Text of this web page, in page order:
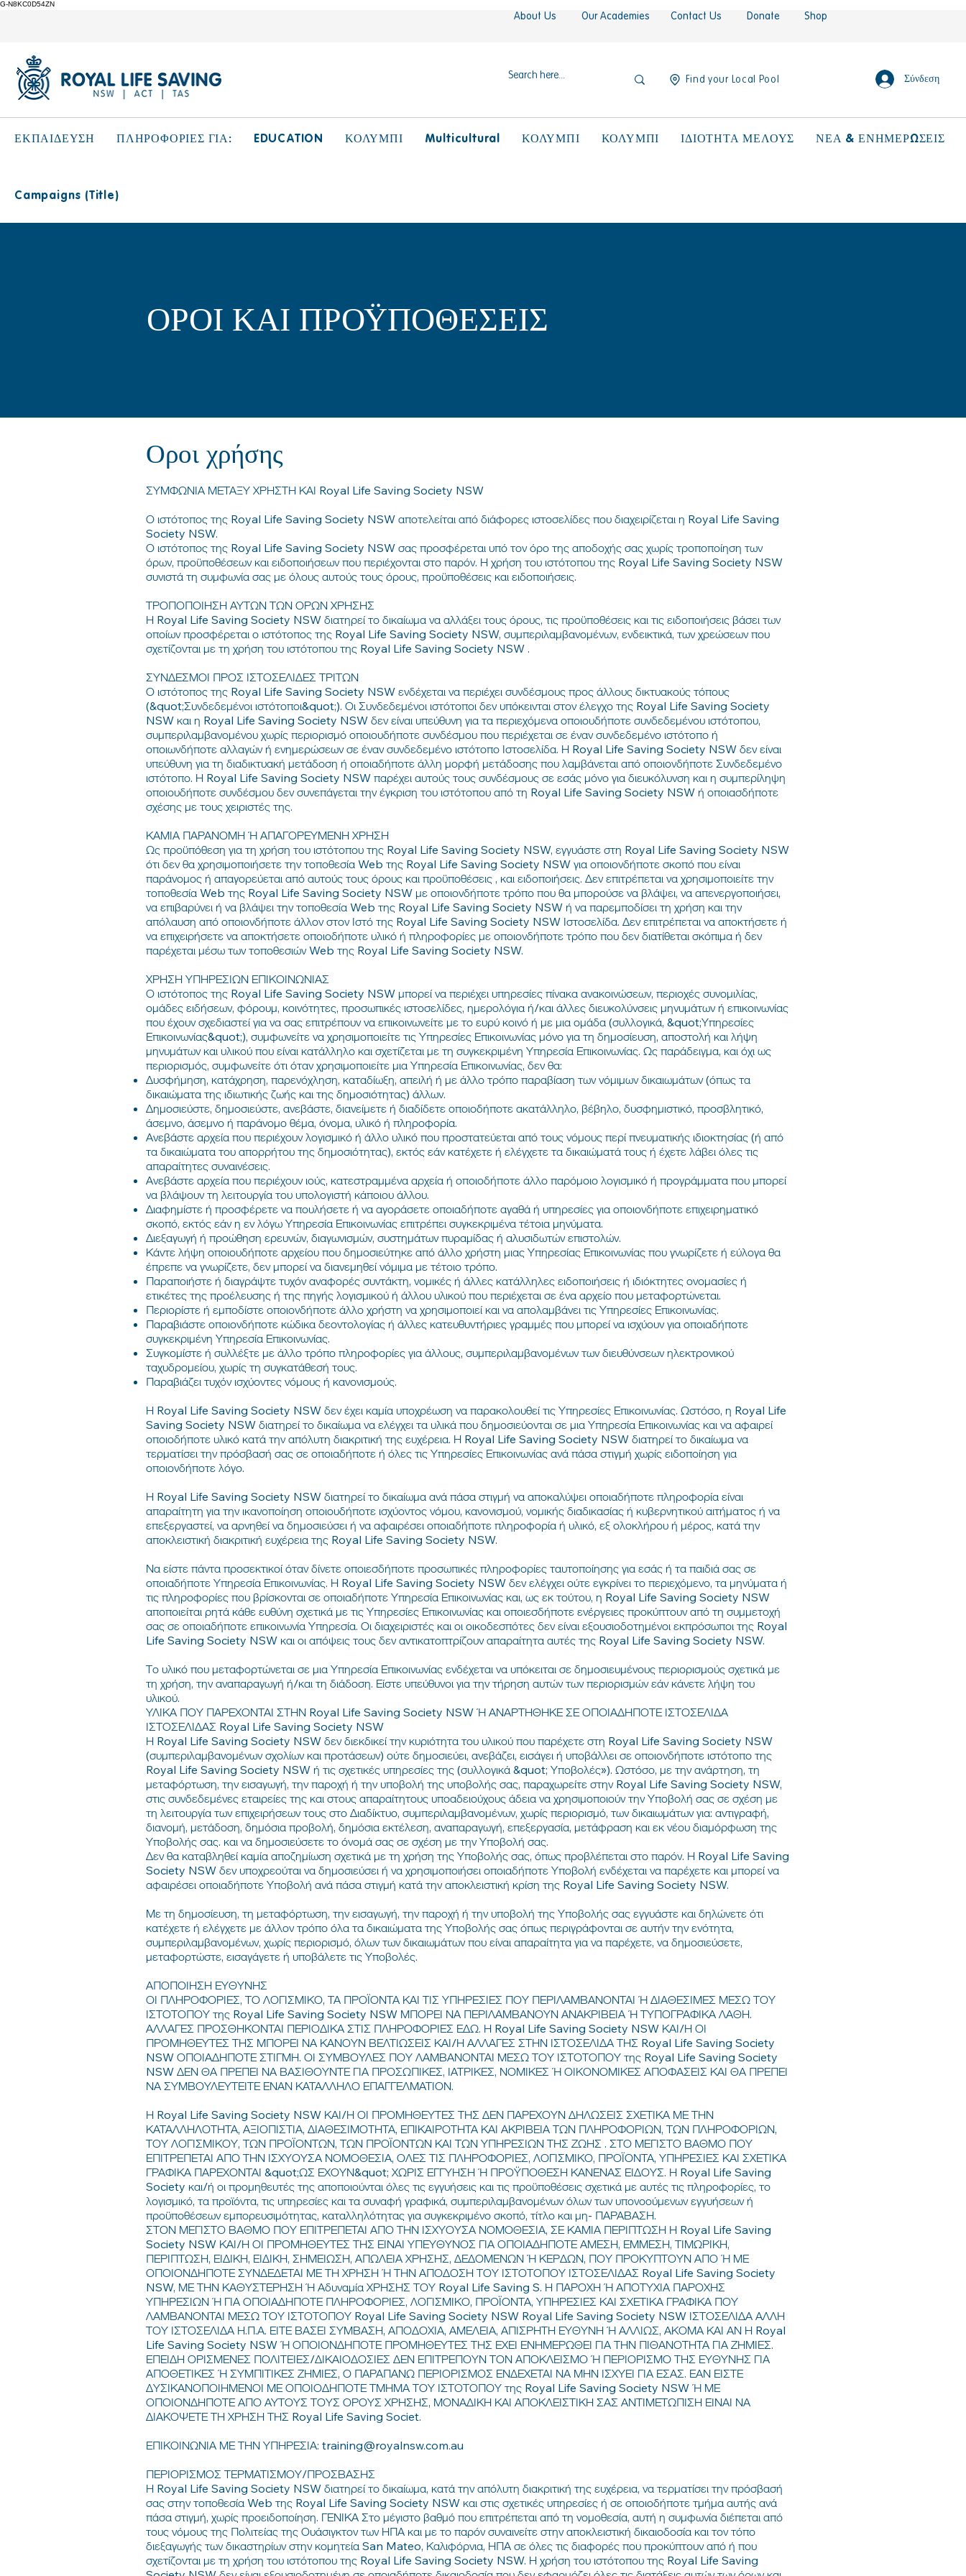
G-N8KC0D54ZN
About Us Our Academies Contact Us Donate Shop
Find your Local Pool Σύνδεση
ΕΚΠΑΙΔΕΥΣΗ ΠΛΗΡΟΦΟΡΙΕΣ ΓΙΑ: EDUCATION ΚΟΛΥΜΠΙ Multicultural ΚΟΛΥΜΠΙ ΚΟΛΥΜΠΙ ΙΔΙΟΤΗΤΑ ΜΕΛΟΥΣ ΝΕΑ & ΕΝΗΜΕΡΩΣΕΙΣ
Campaigns (Title)
ΟΡΟΙ ΚΑΙ ΠΡΟΫΠΟΘΕΣΕΙΣ
Οροι χρήσης
ΣΥΜΦΩΝΙΑ ΜΕΤΑΞΥ ΧΡΗΣΤΗ ΚΑΙ Royal Life Saving Society NSW
Ο ιστότοπος της Royal Life Saving Society NSW αποτελείται από διάφορες ιστοσελίδες που διαχειρίζεται η Royal Life Saving
Society NSW.
Ο ιστότοπος της Royal Life Saving Society NSW σας προσφέρεται υπό τον όρο της αποδοχής σας χωρίς τροποποίηση των
όρων, προϋποθέσεων και ειδοποιήσεων που περιέχονται στο παρόν. Η χρήση του ιστότοπου της Royal Life Saving Society NSW
συνιστά τη συμφωνία σας με όλους αυτούς τους όρους, προϋποθέσεις και ειδοποιήσεις.
ΤΡΟΠΟΠΟΙΗΣΗ ΑΥΤΩΝ ΤΩΝ ΟΡΩΝ ΧΡΗΣΗΣ
Η Royal Life Saving Society NSW διατηρεί το δικαίωμα να αλλάξει τους όρους, τις προϋποθέσεις και τις ειδοποιήσεις βάσει των
οποίων προσφέρεται ο ιστότοπος της Royal Life Saving Society NSW, συμπεριλαμβανομένων, ενδεικτικά, των χρεώσεων που
σχετίζονται με τη χρήση του ιστότοπου της Royal Life Saving Society NSW .
ΣΥΝΔΕΣΜΟΙ ΠΡΟΣ ΙΣΤΟΣΕΛΙΔΕΣ ΤΡΙΤΩΝ
Ο ιστότοπος της Royal Life Saving Society NSW ενδέχεται να περιέχει συνδέσμους προς άλλους δικτυακούς τόπους
(&quot;Συνδεδεμένοι ιστότοποι&quot;). Οι Συνδεδεμένοι ιστότοποι δεν υπόκεινται στον έλεγχο της Royal Life Saving Society
NSW και η Royal Life Saving Society NSW δεν είναι υπεύθυνη για τα περιεχόμενα οποιουδήποτε συνδεδεμένου ιστότοπου,
συμπεριλαμβανομένου χωρίς περιορισμό οποιουδήποτε συνδέσμου που περιέχεται σε έναν συνδεδεμένο ιστότοπο ή
οποιωνδήποτε αλλαγών ή ενημερώσεων σε έναν συνδεδεμένο ιστότοπο Ιστοσελίδα. Η Royal Life Saving Society NSW δεν είναι
υπεύθυνη για τη διαδικτυακή μετάδοση ή οποιαδήποτε άλλη μορφή μετάδοσης που λαμβάνεται από οποιονδήποτε Συνδεδεμένο
ιστότοπο. Η Royal Life Saving Society NSW παρέχει αυτούς τους συνδέσμους σε εσάς μόνο για διευκόλυνση και η συμπερίληψη
οποιουδήποτε συνδέσμου δεν συνεπάγεται την έγκριση του ιστότοπου από τη Royal Life Saving Society NSW ή οποιασδήποτε
σχέσης με τους χειριστές της.
ΚΑΜΙΑ ΠΑΡΑΝΟΜΗ Ή ΑΠΑΓΟΡΕΥΜΕΝΗ ΧΡΗΣΗ
Ως προϋπόθεση για τη χρήση του ιστότοπου της Royal Life Saving Society NSW, εγγυάστε στη Royal Life Saving Society NSW
ότι δεν θα χρησιμοποιήσετε την τοποθεσία Web της Royal Life Saving Society NSW για οποιονδήποτε σκοπό που είναι
παράνομος ή απαγορεύεται από αυτούς τους όρους και προϋποθέσεις , και ειδοποιήσεις. Δεν επιτρέπεται να χρησιμοποιείτε την
τοποθεσία Web της Royal Life Saving Society NSW με οποιονδήποτε τρόπο που θα μπορούσε να βλάψει, να απενεργοποιήσει,
να επιβαρύνει ή να βλάψει την τοποθεσία Web της Royal Life Saving Society NSW ή να παρεμποδίσει τη χρήση και την
απόλαυση από οποιονδήποτε άλλον στον Ιστό της Royal Life Saving Society NSW Ιστοσελίδα. Δεν επιτρέπεται να αποκτήσετε ή
να επιχειρήσετε να αποκτήσετε οποιοδήποτε υλικό ή πληροφορίες με οποιονδήποτε τρόπο που δεν διατίθεται σκόπιμα ή δεν
παρέχεται μέσω των τοποθεσιών Web της Royal Life Saving Society NSW.
ΧΡΗΣΗ ΥΠΗΡΕΣΙΩΝ ΕΠΙΚΟΙΝΩΝΙΑΣ
Ο ιστότοπος της Royal Life Saving Society NSW μπορεί να περιέχει υπηρεσίες πίνακα ανακοινώσεων, περιοχές συνομιλίας,
ομάδες ειδήσεων, φόρουμ, κοινότητες, προσωπικές ιστοσελίδες, ημερολόγια ή/και άλλες διευκολύνσεις μηνυμάτων ή επικοινωνίας
που έχουν σχεδιαστεί για να σας επιτρέπουν να επικοινωνείτε με το ευρύ κοινό ή με μια ομάδα (συλλογικά, &quot;Υπηρεσίες
Επικοινωνίας&quot;), συμφωνείτε να χρησιμοποιείτε τις Υπηρεσίες Επικοινωνίας μόνο για τη δημοσίευση, αποστολή και λήψη
μηνυμάτων και υλικού που είναι κατάλληλο και σχετίζεται με τη συγκεκριμένη Υπηρεσία Επικοινωνίας. Ως παράδειγμα, και όχι ως
περιορισμός, συμφωνείτε ότι όταν χρησιμοποιείτε μια Υπηρεσία Επικοινωνίας, δεν θα:
Δυσφήμηση, κατάχρηση, παρενόχληση, καταδίωξη, απειλή ή με άλλο τρόπο παραβίαση των νόμιμων δικαιωμάτων (όπως τα
δικαιώματα της ιδιωτικής ζωής και της δημοσιότητας) άλλων.
Δημοσιεύστε, δημοσιεύστε, ανεβάστε, διανείμετε ή διαδίδετε οποιοδήποτε ακατάλληλο, βέβηλο, δυσφημιστικό, προσβλητικό,
άσεμνο, άσεμνο ή παράνομο θέμα, όνομα, υλικό ή πληροφορία.
Ανεβάστε αρχεία που περιέχουν λογισμικό ή άλλο υλικό που προστατεύεται από τους νόμους περί πνευματικής ιδιοκτησίας (ή από
τα δικαιώματα του απορρήτου της δημοσιότητας), εκτός εάν κατέχετε ή ελέγχετε τα δικαιώματά τους ή έχετε λάβει όλες τις
απαραίτητες συναινέσεις.
Ανεβάστε αρχεία που περιέχουν ιούς, κατεστραμμένα αρχεία ή οποιοδήποτε άλλο παρόμοιο λογισμικό ή προγράμματα που μπορεί
να βλάψουν τη λειτουργία του υπολογιστή κάποιου άλλου.
Διαφημίστε ή προσφέρετε να πουλήσετε ή να αγοράσετε οποιαδήποτε αγαθά ή υπηρεσίες για οποιονδήποτε επιχειρηματικό
σκοπό, εκτός εάν η εν λόγω Υπηρεσία Επικοινωνίας επιτρέπει συγκεκριμένα τέτοια μηνύματα.
Διεξαγωγή ή προώθηση ερευνών, διαγωνισμών, συστημάτων πυραμίδας ή αλυσιδωτών επιστολών.
Κάντε λήψη οποιουδήποτε αρχείου που δημοσιεύτηκε από άλλο χρήστη μιας Υπηρεσίας Επικοινωνίας που γνωρίζετε ή εύλογα θα
έπρεπε να γνωρίζετε, δεν μπορεί να διανεμηθεί νόμιμα με τέτοιο τρόπο.
Παραποιήστε ή διαγράψτε τυχόν αναφορές συντάκτη, νομικές ή άλλες κατάλληλες ειδοποιήσεις ή ιδιόκτητες ονομασίες ή
ετικέτες της προέλευσης ή της πηγής λογισμικού ή άλλου υλικού που περιέχεται σε ένα αρχείο που μεταφορτώνεται.
Περιορίστε ή εμποδίστε οποιονδήποτε άλλο χρήστη να χρησιμοποιεί και να απολαμβάνει τις Υπηρεσίες Επικοινωνίας.
Παραβιάστε οποιονδήποτε κώδικα δεοντολογίας ή άλλες κατευθυντήριες γραμμές που μπορεί να ισχύουν για οποιαδήποτε
συγκεκριμένη Υπηρεσία Επικοινωνίας.
Συγκομίστε ή συλλέξτε με άλλο τρόπο πληροφορίες για άλλους, συμπεριλαμβανομένων των διευθύνσεων ηλεκτρονικού
ταχυδρομείου, χωρίς τη συγκατάθεσή τους.
Παραβιάζει τυχόν ισχύοντες νόμους ή κανονισμούς.
Η Royal Life Saving Society NSW δεν έχει καμία υποχρέωση να παρακολουθεί τις Υπηρεσίες Επικοινωνίας. Ωστόσο, η Royal Life
Saving Society NSW διατηρεί το δικαίωμα να ελέγχει τα υλικά που δημοσιεύονται σε μια Υπηρεσία Επικοινωνίας και να αφαιρεί
οποιοδήποτε υλικό κατά την απόλυτη διακριτική της ευχέρεια. Η Royal Life Saving Society NSW διατηρεί το δικαίωμα να
τερματίσει την πρόσβασή σας σε οποιαδήποτε ή όλες τις Υπηρεσίες Επικοινωνίας ανά πάσα στιγμή χωρίς ειδοποίηση για
οποιονδήποτε λόγο.
Η Royal Life Saving Society NSW διατηρεί το δικαίωμα ανά πάσα στιγμή να αποκαλύψει οποιαδήποτε πληροφορία είναι
απαραίτητη για την ικανοποίηση οποιουδήποτε ισχύοντος νόμου, κανονισμού, νομικής διαδικασίας ή κυβερνητικού αιτήματος ή να
επεξεργαστεί, να αρνηθεί να δημοσιεύσει ή να αφαιρέσει οποιαδήποτε πληροφορία ή υλικό, εξ ολοκλήρου ή μέρος, κατά την
αποκλειστική διακριτική ευχέρεια της Royal Life Saving Society NSW.
Να είστε πάντα προσεκτικοί όταν δίνετε οποιεσδήποτε προσωπικές πληροφορίες ταυτοποίησης για εσάς ή τα παιδιά σας σε
οποιαδήποτε Υπηρεσία Επικοινωνίας. Η Royal Life Saving Society NSW δεν ελέγχει ούτε εγκρίνει το περιεχόμενο, τα μηνύματα ή
τις πληροφορίες που βρίσκονται σε οποιαδήποτε Υπηρεσία Επικοινωνίας και, ως εκ τούτου, η Royal Life Saving Society NSW
αποποιείται ρητά κάθε ευθύνη σχετικά με τις Υπηρεσίες Επικοινωνίας και οποιεσδήποτε ενέργειες προκύπτουν από τη συμμετοχή
σας σε οποιαδήποτε επικοινωνία Υπηρεσία. Οι διαχειριστές και οι οικοδεσπότες δεν είναι εξουσιοδοτημένοι εκπρόσωποι της Royal
Life Saving Society NSW και οι απόψεις τους δεν αντικατοπτρίζουν απαραίτητα αυτές της Royal Life Saving Society NSW.
Το υλικό που μεταφορτώνεται σε μια Υπηρεσία Επικοινωνίας ενδέχεται να υπόκειται σε δημοσιευμένους περιορισμούς σχετικά με
τη χρήση, την αναπαραγωγή ή/και τη διάδοση. Είστε υπεύθυνοι για την τήρηση αυτών των περιορισμών εάν κάνετε λήψη του
υλικού.
ΥΛΙΚΑ ΠΟΥ ΠΑΡΕΧΟΝΤΑΙ ΣΤΗΝ Royal Life Saving Society NSW Ή ΑΝΑΡΤΗΘΗΚΕ ΣΕ ΟΠΟΙΑΔΗΠΟΤΕ ΙΣΤΟΣΕΛΙΔΑ
ΙΣΤΟΣΕΛΙΔΑΣ Royal Life Saving Society NSW
Η Royal Life Saving Society NSW δεν διεκδικεί την κυριότητα του υλικού που παρέχετε στη Royal Life Saving Society NSW
(συμπεριλαμβανομένων σχολίων και προτάσεων) ούτε δημοσιεύει, ανεβάζει, εισάγει ή υποβάλλει σε οποιονδήποτε ιστότοπο της
Royal Life Saving Society NSW ή τις σχετικές υπηρεσίες της (συλλογικά &quot; Υποβολές»). Ωστόσο, με την ανάρτηση, τη
μεταφόρτωση, την εισαγωγή, την παροχή ή την υποβολή της υποβολής σας, παραχωρείτε στην Royal Life Saving Society NSW,
στις συνδεδεμένες εταιρείες της και στους απαραίτητους υποαδειούχους άδεια να χρησιμοποιούν την Υποβολή σας σε σχέση με
τη λειτουργία των επιχειρήσεων τους στο Διαδίκτυο, συμπεριλαμβανομένων, χωρίς περιορισμό, των δικαιωμάτων για: αντιγραφή,
διανομή, μετάδοση, δημόσια προβολή, δημόσια εκτέλεση, αναπαραγωγή, επεξεργασία, μετάφραση και εκ νέου διαμόρφωση της
Υποβολής σας. και να δημοσιεύσετε το όνομά σας σε σχέση με την Υποβολή σας.
Δεν θα καταβληθεί καμία αποζημίωση σχετικά με τη χρήση της Υποβολής σας, όπως προβλέπεται στο παρόν. Η Royal Life Saving
Society NSW δεν υποχρεούται να δημοσιεύσει ή να χρησιμοποιήσει οποιαδήποτε Υποβολή ενδέχεται να παρέχετε και μπορεί να
αφαιρέσει οποιαδήποτε Υποβολή ανά πάσα στιγμή κατά την αποκλειστική κρίση της Royal Life Saving Society NSW.
Με τη δημοσίευση, τη μεταφόρτωση, την εισαγωγή, την παροχή ή την υποβολή της Υποβολής σας εγγυάστε και δηλώνετε ότι
κατέχετε ή ελέγχετε με άλλον τρόπο όλα τα δικαιώματα της Υποβολής σας όπως περιγράφονται σε αυτήν την ενότητα,
συμπεριλαμβανομένων, χωρίς περιορισμό, όλων των δικαιωμάτων που είναι απαραίτητα για να παρέχετε, να δημοσιεύσετε,
μεταφορτώστε, εισαγάγετε ή υποβάλετε τις Υποβολές.
ΑΠΟΠΟΙΗΣΗ ΕΥΘΥΝΗΣ
ΟΙ ΠΛΗΡΟΦΟΡΙΕΣ, ΤΟ ΛΟΓΙΣΜΙΚΟ, ΤΑ ΠΡΟΪΟΝΤΑ ΚΑΙ ΤΙΣ ΥΠΗΡΕΣΙΕΣ ΠΟΥ ΠΕΡΙΛΑΜΒΑΝΟΝΤΑΙ Ή ΔΙΑΘΕΣΙΜΕΣ ΜΕΣΩ ΤΟΥ
ΙΣΤΟΤΟΠΟΥ της Royal Life Saving Society NSW ΜΠΟΡΕΙ ΝΑ ΠΕΡΙΛΑΜΒΑΝΟΥΝ ΑΝΑΚΡΙΒΕΙΑ Ή ΤΥΠΟΓΡΑΦΙΚΑ ΛΑΘΗ.
ΑΛΛΑΓΕΣ ΠΡΟΣΘΗΚΟΝΤΑΙ ΠΕΡΙΟΔΙΚΑ ΣΤΙΣ ΠΛΗΡΟΦΟΡΙΕΣ ΕΔΩ. Η Royal Life Saving Society NSW ΚΑΙ/Η ΟΙ
ΠΡΟΜΗΘΕΥΤΕΣ ΤΗΣ ΜΠΟΡΕΙ ΝΑ ΚΑΝΟΥΝ ΒΕΛΤΙΩΣΕΙΣ ΚΑΙ/Η ΑΛΛΑΓΕΣ ΣΤΗΝ ΙΣΤΟΣΕΛΙΔΑ ΤΗΣ Royal Life Saving Society
NSW ΟΠΟΙΑΔΗΠΟΤΕ ΣΤΙΓΜΗ. ΟΙ ΣΥΜΒΟΥΛΕΣ ΠΟΥ ΛΑΜΒΑΝΟΝΤΑΙ ΜΕΣΩ ΤΟΥ ΙΣΤΟΤΟΠΟΥ της Royal Life Saving Society
NSW ΔΕΝ ΘΑ ΠΡΕΠΕΙ ΝΑ ΒΑΣΙΘΟΥΝΤΕ ΓΙΑ ΠΡΟΣΩΠΙΚΕΣ, ΙΑΤΡΙΚΕΣ, ΝΟΜΙΚΕΣ Ή ΟΙΚΟΝΟΜΙΚΕΣ ΑΠΟΦΑΣΕΙΣ ΚΑΙ ΘΑ ΠΡΕΠΕΙ
ΝΑ ΣΥΜΒΟΥΛΕΥΤΕΙΤΕ ΕΝΑΝ ΚΑΤΑΛΛΗΛΟ ΕΠΑΓΓΕΛΜΑΤΙΟΝ.
Η Royal Life Saving Society NSW ΚΑΙ/Η ΟΙ ΠΡΟΜΗΘΕΥΤΕΣ ΤΗΣ ΔΕΝ ΠΑΡΕΧΟΥΝ ΔΗΛΩΣΕΙΣ ΣΧΕΤΙΚΑ ΜΕ ΤΗΝ
ΚΑΤΑΛΛΗΛΟΤΗΤΑ, ΑΞΙΟΠΙΣΤΙΑ, ΔΙΑΘΕΣΙΜΟΤΗΤΑ, ΕΠΙΚΑΙΡΟΤΗΤΑ ΚΑΙ ΑΚΡΙΒΕΙΑ ΤΩΝ ΠΛΗΡΟΦΟΡΙΩΝ, ΤΩΝ ΠΛΗΡΟΦΟΡΙΩΝ,
ΤΟΥ ΛΟΓΙΣΜΙΚΟΥ, ΤΩΝ ΠΡΟΪΟΝΤΩΝ, ΤΩΝ ΠΡΟΪΟΝΤΩΝ ΚΑΙ ΤΩΝ ΥΠΗΡΕΣΙΩΝ ΤΗΣ ΖΩΗΣ . ΣΤΟ ΜΕΓΙΣΤΟ ΒΑΘΜΟ ΠΟΥ
ΕΠΙΤΡΕΠΕΤΑΙ ΑΠΟ ΤΗΝ ΙΣΧΥΟΥΣΑ ΝΟΜΟΘΕΣΙΑ, ΟΛΕΣ ΤΙΣ ΠΛΗΡΟΦΟΡΙΕΣ, ΛΟΓΙΣΜΙΚΟ, ΠΡΟΪΟΝΤΑ, ΥΠΗΡΕΣΙΕΣ ΚΑΙ ΣΧΕΤΙΚΑ
ΓΡΑΦΙΚΑ ΠΑΡΕΧΟΝΤΑΙ &quot;ΩΣ ΕΧΟΥΝ&quot; ΧΩΡΙΣ ΕΓΓΥΗΣΗ Ή ΠΡΟΫΠΟΘΕΣΗ ΚΑΝΕΝΑΣ ΕΙΔΟΥΣ. Η Royal Life Saving
Society και/ή οι προμηθευτές της αποποιούνται όλες τις εγγυήσεις και τις προϋποθέσεις σχετικά με αυτές τις πληροφορίες, το
λογισμικό, τα προϊόντα, τις υπηρεσίες και τα συναφή γραφικά, συμπεριλαμβανομένων όλων των υπονοούμενων εγγυήσεων ή
προϋποθέσεων εμπορευσιμότητας, καταλληλότητας για συγκεκριμένο σκοπό, τίτλο και μη- ΠΑΡΑΒΑΣΗ.
ΣΤΟΝ ΜΕΓΙΣΤΟ ΒΑΘΜΟ ΠΟΥ ΕΠΙΤΡΕΠΕΤΑΙ ΑΠΟ ΤΗΝ ΙΣΧΥΟΥΣΑ ΝΟΜΟΘΕΣΙΑ, ΣΕ ΚΑΜΙΑ ΠΕΡΙΠΤΩΣΗ Η Royal Life Saving
Society NSW ΚΑΙ/Η ΟΙ ΠΡΟΜΗΘΕΥΤΕΣ ΤΗΣ ΕΙΝΑΙ ΥΠΕΥΘΥΝΟΣ ΓΙΑ ΟΠΟΙΑΔΗΠΟΤΕ ΑΜΕΣΗ, ΕΜΜΕΣΗ, ΤΙΜΩΡΙΚΗ,
ΠΕΡΙΠΤΩΣΗ, ΕΙΔΙΚΗ, ΕΙΔΙΚΗ, ΣΗΜΕΙΩΣΗ, ΑΠΩΛΕΙΑ ΧΡΗΣΗΣ, ΔΕΔΟΜΕΝΩΝ Ή ΚΕΡΔΩΝ, ΠΟΥ ΠΡΟΚΥΠΤΟΥΝ ΑΠΟ Ή ΜΕ
ΟΠΟΙΟΝΔΗΠΟΤΕ ΣΥΝΔΕΔΕΤΑΙ ΜΕ ΤΗ ΧΡΗΣΗ Ή ΤΗΝ ΑΠΟΔΟΣΗ ΤΟΥ ΙΣΤΟΤΟΠΟΥ ΙΣΤΟΣΕΛΙΔΑΣ Royal Life Saving Society
NSW, ΜΕ ΤΗΝ ΚΑΘΥΣΤΕΡΗΣΗ Ή Αδυναμία ΧΡΗΣΗΣ ΤΟΥ Royal Life Saving S. Η ΠΑΡΟΧΗ Ή ΑΠΟΤΥΧΙΑ ΠΑΡΟΧΗΣ
ΥΠΗΡΕΣΙΩΝ Ή ΓΙΑ ΟΠΟΙΑΔΗΠΟΤΕ ΠΛΗΡΟΦΟΡΙΕΣ, ΛΟΓΙΣΜΙΚΟ, ΠΡΟΪΟΝΤΑ, ΥΠΗΡΕΣΙΕΣ ΚΑΙ ΣΧΕΤΙΚΑ ΓΡΑΦΙΚΑ ΠΟΥ
ΛΑΜΒΑΝΟΝΤΑΙ ΜΕΣΩ ΤΟΥ ΙΣΤΟΤΟΠΟΥ Royal Life Saving Society NSW Royal Life Saving Society NSW ΙΣΤΟΣΕΛΙΔΑ ΑΛΛΗ
ΤΟΥ ΙΣΤΟΣΕΛΙΔΑ Η.Π.Α. ΕΙΤΕ ΒΑΣΕΙ ΣΥΜΒΑΣΗ, ΑΠΟΔΟΧΙΑ, ΑΜΕΛΕΙΑ, ΑΠΙΣΡΗΤΗ ΕΥΘΥΝΗ Ή ΑΛΛΙΩΣ, ΑΚΟΜΑ ΚΑΙ ΑΝ Η Royal
Life Saving Society NSW Ή ΟΠΟΙΟΝΔΗΠΟΤΕ ΠΡΟΜΗΘΕΥΤΕΣ ΤΗΣ ΕΧΕΙ ΕΝΗΜΕΡΩΘΕΙ ΓΙΑ ΤΗΝ ΠΙΘΑΝΟΤΗΤΑ ΓΙΑ ΖΗΜΙΕΣ.
ΕΠΕΙΔΗ ΟΡΙΣΜΕΝΕΣ ΠΟΛΙΤΕΙΕΣ/ΔΙΚΑΙΟΔΟΣΙΕΣ ΔΕΝ ΕΠΙΤΡΕΠΟΥΝ ΤΟΝ ΑΠΟΚΛΕΙΣΜΟ Ή ΠΕΡΙΟΡΙΣΜΟ ΤΗΣ ΕΥΘΥΝΗΣ ΓΙΑ
ΑΠΟΘΕΤΙΚΕΣ Ή ΣΥΜΠΙΤΙΚΕΣ ΖΗΜΙΕΣ, Ο ΠΑΡΑΠΑΝΩ ΠΕΡΙΟΡΙΣΜΟΣ ΕΝΔΕΧΕΤΑΙ ΝΑ ΜΗΝ ΙΣΧΥΕΙ ΓΙΑ ΕΣΑΣ. ΕΑΝ ΕΙΣΤΕ
ΔΥΣΙΚΑΝΟΠΟΙΗΜΕΝΟΙ ΜΕ ΟΠΟΙΟΔΗΠΟΤΕ ΤΜΗΜΑ ΤΟΥ ΙΣΤΟΤΟΠΟΥ της Royal Life Saving Society NSW Ή ΜΕ
ΟΠΟΙΟΝΔΗΠΟΤΕ ΑΠΟ ΑΥΤΟΥΣ ΤΟΥΣ ΟΡΟΥΣ ΧΡΗΣΗΣ, ΜΟΝΑΔΙΚΗ ΚΑΙ ΑΠΟΚΛΕΙΣΤΙΚΗ ΣΑΣ ΑΝΤΙΜΕΤΩΠΙΣΗ ΕΙΝΑΙ ΝΑ
ΔΙΑΚΟΨΕΤΕ ΤΗ ΧΡΗΣΗ ΤΗΣ Royal Life Saving Societ.
ΕΠΙΚΟΙΝΩΝΙΑ ΜΕ ΤΗΝ ΥΠΗΡΕΣΙΑ: training@royalnsw.com.au
ΠΕΡΙΟΡΙΣΜΟΣ ΤΕΡΜΑΤΙΣΜΟΥ/ΠΡΟΣΒΑΣΗΣ
Η Royal Life Saving Society NSW διατηρεί το δικαίωμα, κατά την απόλυτη διακριτική της ευχέρεια, να τερματίσει την πρόσβασή
σας στην τοποθεσία Web της Royal Life Saving Society NSW και στις σχετικές υπηρεσίες ή σε οποιοδήποτε τμήμα αυτής ανά
πάσα στιγμή, χωρίς προειδοποίηση. ΓΕΝΙΚΑ Στο μέγιστο βαθμό που επιτρέπεται από τη νομοθεσία, αυτή η συμφωνία διέπεται από
τους νόμους της Πολιτείας της Ουάσιγκτον των ΗΠΑ και με το παρόν συναινείτε στην αποκλειστική δικαιοδοσία και τον τόπο
διεξαγωγής των δικαστηρίων στην κομητεία San Mateo, Καλιφόρνια, ΗΠΑ σε όλες τις διαφορές που προκύπτουν από ή που
σχετίζονται με τη χρήση του ιστότοπου της Royal Life Saving Society NSW. Η χρήση του ιστότοπου της Royal Life Saving